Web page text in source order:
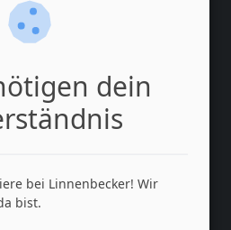
und
mein "Unwesen":
hier aus:
Zusammenarbeit im
dein
bei Linnenbecker! Wir
bist.